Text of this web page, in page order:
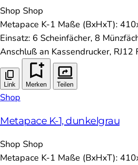
Shop Shop
Metapace K-1 Maße (BxHxT):
Einsatz: 6 Scheinfächer, 8
Anschluß an Kassendrucker, RJ12
Link Merken Teilen
Shop
Metapace K-1, dunkelgrau
Shop Shop
Metapace K-1 Maße (BxHxT):